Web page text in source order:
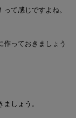
て感じですよね。
作っておきましょう
しょう。